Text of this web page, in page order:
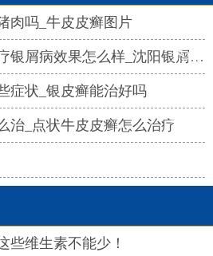
肉吗_牛皮皮癣图片
效果怎么样_沈阳银屑病医院哪家好
热点
症状_银皮癣能治好吗
治_点状牛皮皮癣怎么治疗热点
些维生素不能少！